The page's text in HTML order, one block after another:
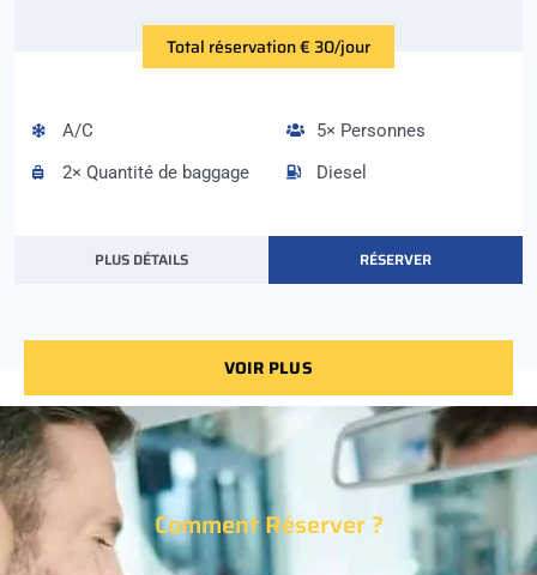
Total réservation € 30/jour
A/C
2× Quantité de baggage
5× Personnes
Diesel
PLUS DÉTAILS RÉSERVER
VOIR PLUS
Comment Réserver ?